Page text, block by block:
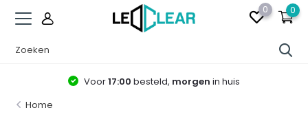
0 0
Voor17:00 besteld, morgen in huis
Home